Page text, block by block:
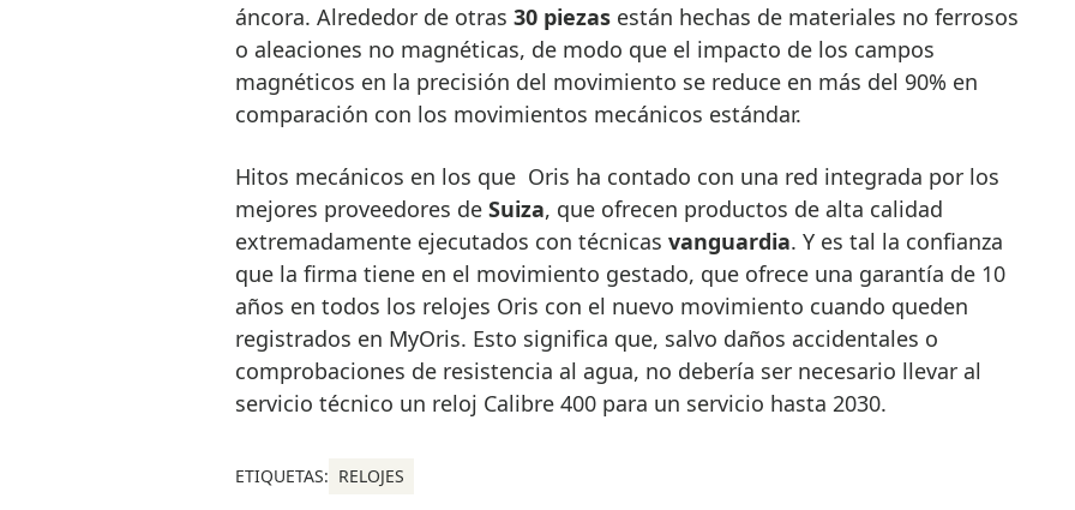
áncora. Alrededor de otras 30 piezasestán hechas de materiales no ferrosos
o aleaciones no magnéticas, de modo que el impacto de los campos
magnéticos en la precisión del movimiento se reduce en más del 90% en
comparación con los movimientos mecánicos estándar.
Hitos mecánicos en los que Oris ha contado con una red integrada por los
mejores proveedores de Suiza, que ofrecen productos de alta calidad
extremadamente ejecutados con técnicas vanguardia. Y es tal la confianza
que la firma tiene en el movimiento gestado, que ofrece una garantía de 10
años en todos los relojes Oris con el nuevo movimiento cuando queden
registrados en MyOris. Esto significa que, salvo daños accidentales o
comprobaciones de resistencia al agua, no debería ser necesario llevar al
servicio técnico un reloj Calibre 400 para un servicio hasta 2030.
ETIQUETAS: RELOJES